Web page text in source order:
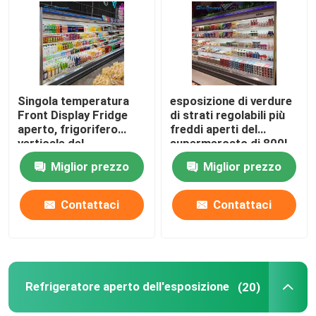
Circa noi
Giro della fabbrica
Controllo di qualità
Contattici
Richieda una citazione
Refrigeratore aperto multipiano
Singola temperatura
Front Display Fridge
aperto, frigorifero
verticale del
contenitore per
esposizioneMiglior prezzo
Contattaci
esposizione di verdure
di strati regolabili più
freddi aperti del
supermercato di 800L
Multideck
Miglior prezzo
Contattaci
Refrigeratore aperto dell'esposizione (20)